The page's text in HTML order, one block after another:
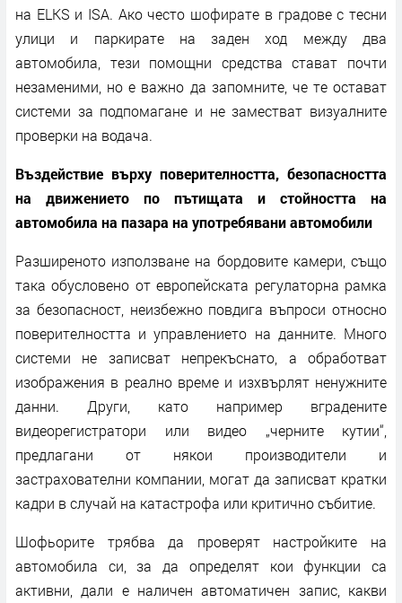
на ELKS и ISA. Ако често шофирате в градове с тесни
улици и паркирате на заден ход между два
автомобила, тези помощни средства стават почти
незаменими, но е важно да запомните, че те остават
системи за подпомагане и не заместват визуалните
проверки на водача.
Въздействие върху поверителността, безопасността
на движението по пътищата и стойността на
автомобила на пазара на употребявани автомобили
Разширеното използване на бордовите камери, също
така обусловено от европейската регулаторна рамка
за безопасност, неизбежно повдига въпроси относно
поверителността и управлението на данните. Много
системи не записват непрекъснато, а обработват
изображения в реално време и изхвърлят ненужните
данни. Други, като например вградените
видеорегистратори или видео „черните кутии“,
предлагани от някои производители и
застрахователни компании, могат да записват кратки
кадри в случай на катастрофа или критично събитие.
Шофьорите трябва да проверят настройките на
автомобила си, за да определят кои функции са
активни, дали е наличен автоматичен запис, какви